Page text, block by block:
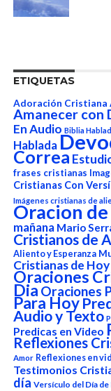
ETIQUETAS
Adoración Cristiana
Amanecer con
En Audio Biblia
Hablada
Correa
frases cristianas
Cristianas Con
Imágenes cristianas de
Oracion de
mañana Mario
Cristianos de
Aliento y Esperanza
Cristianas de
Oraciones
DiaOraciones
Para Hoy
Audio y Texto
Predicas en Video
Reflexiones
Amor Reflexiones en
Testimonios
día Versículo del Día de